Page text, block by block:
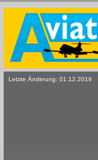
Letzte Änderung: 01.12.2019